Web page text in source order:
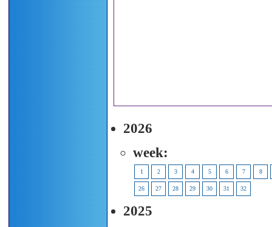
2026
week:
1 2 3 4 5 6 7 8
26 27 28 29 30 31 32
2025